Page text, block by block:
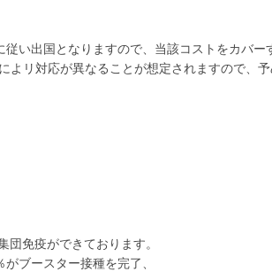
い出国となりますので、当該コストをカバー
よリ対応が異なることが想定されますので、
免疫ができております。
ブースター接種を完了、